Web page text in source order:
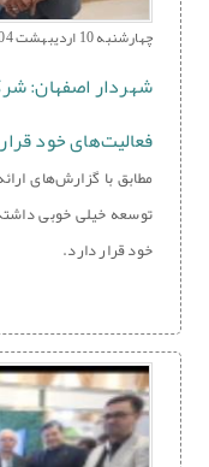
چهارشنبه 10 اردیبهشت 1404
شهردار اصفهان:
فعالیت‌های خود قرار
مطابق با گزارش‌های
توسعه خیلی خوبی
خود قرار دارد.